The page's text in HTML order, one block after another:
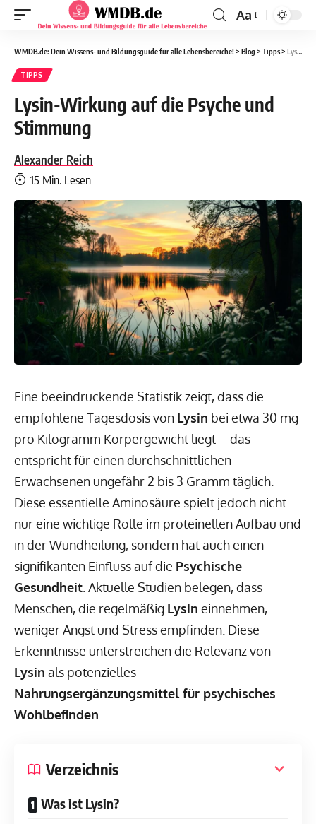
Aa
WMDB.de: Dein Wissens- und Bildungsguide für alle Lebensbereiche! > Blog > Tipps> Lysin-Wirkung auf die Psyche und Stimmung
TIPPS
Lysin-Wirkung auf die Psyche und
Stimmung
Alexander Reich
15 Min. Lesen
Eine beeindruckende Statistik zeigt, dass die
empfohlene Tagesdosis von Lysin bei etwa 30 mg
pro Kilogramm Körpergewicht liegt – das
entspricht für einen durchschnittlichen
Erwachsenen ungefähr 2 bis 3 Gramm täglich.
Diese essentielle Aminosäure spielt jedoch nicht
nur eine wichtige Rolle im proteinellen Aufbau und
in der Wundheilung, sondern hat auch einen
signifikanten Einfluss auf die Psychische
Gesundheit . Aktuelle Studien belegen, dass
Menschen, die regelmäßig Lysin einnehmen,
weniger Angst und Stress empfinden. Diese
Erkenntnisse unterstreichen die Relevanz von
Lysin als potenzielles
Nahrungsergänzungsmittel für psychisches
Wohlbefinden
Verzeichnis
Was ist Lysin?